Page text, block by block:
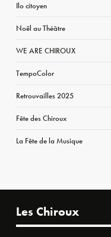
Ilo citoyen
Noël au Théâtre
WE ARE CHIROUX
TempoColor
Retrouvailles 2025
Fête des Chiroux
La Fête de la Musique
Les Chiroux